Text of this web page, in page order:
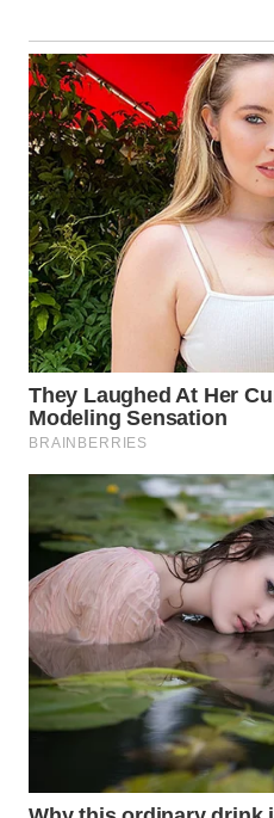
WN
BENGKULU
WN
LAMPUNG
WN
JATENG
WN
NUSANTARA
WN
JOGJA
WN
JATIM
WN
BALI
WN
KALBAR
KALTENG